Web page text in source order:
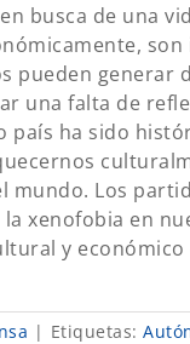
busca de una
son
pueden generar
una falta de
país ha sido
mundo. Los
xenofobia en
y económico
| Etiquetas: